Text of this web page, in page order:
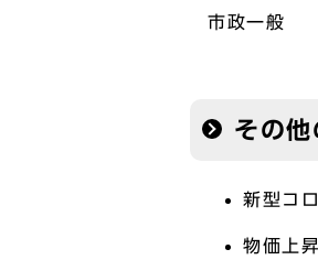
市政一般
その他
新型コ
物価上